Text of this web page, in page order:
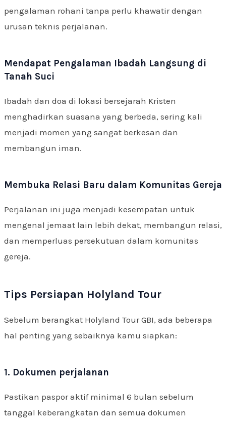
pengalaman rohani tanpa perlu khawatir dengan
urusan teknis perjalanan.
Mendapat Pengalaman Ibadah Langsung di
Tanah Suci
Ibadah dan doa di lokasi bersejarah Kristen
menghadirkan suasana yang berbeda, sering kali
menjadi momen yang sangat berkesan dan
membangun iman.
Membuka Relasi Baru dalam Komunitas Gereja
Perjalanan ini juga menjadi kesempatan untuk
mengenal jemaat lain lebih dekat, membangun relasi,
dan memperluas persekutuan dalam komunitas
gereja.
Tips Persiapan Holyland Tour
Sebelum berangkat Holyland Tour GBI, ada beberapa
hal penting yang sebaiknya kamu siapkan:
1. Dokumen perjalanan
Pastikan paspor aktif minimal 6 bulan sebelum
tanggal keberangkatan dan semua dokumen